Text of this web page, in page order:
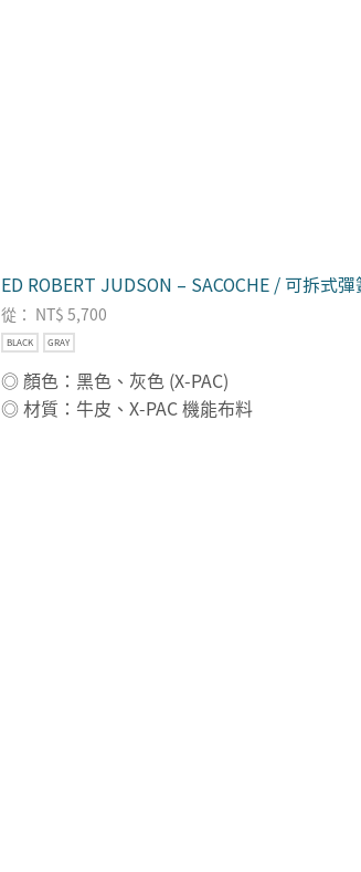
ED ROBERT JUDSON – SACOCHE / 可拆式
從： NT$ 5,700
BLACK GRAY
◎ 顏色：黑色、灰色 (X-PAC)
◎ 材質：牛皮、X-PAC 機能布料